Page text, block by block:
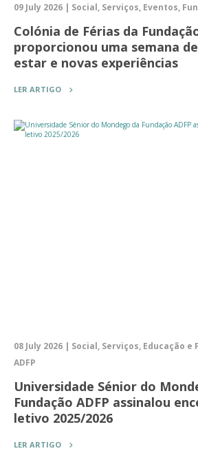
09 July 2026 | Social, Serviços, Eventos,
Colónia de Férias da
proporcionou uma semana
estar e novas experiências
LER ARTIGO
08 July 2026 | Social, Serviços, Educação
ADFP
Universidade Sénior do
Fundação ADFP assinalou
letivo 2025/2026
LER ARTIGO